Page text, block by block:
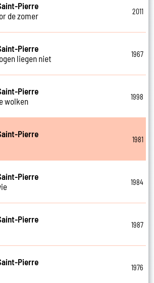
Pierre
de zomer
2011
Pierre
liegen niet
1967
Pierre
wolken
1998
Pierre
1981
Pierre
1984
Pierre
1987
Pierre
1976